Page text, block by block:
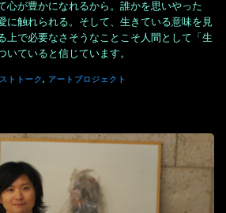
心が豊かになれるから。誰かを思いやった
に触れられる。そして、生きている意味を見
上で必要なさそうなことこそ人間として「生
ていると信じています。
トトーク, アートプロジェクト